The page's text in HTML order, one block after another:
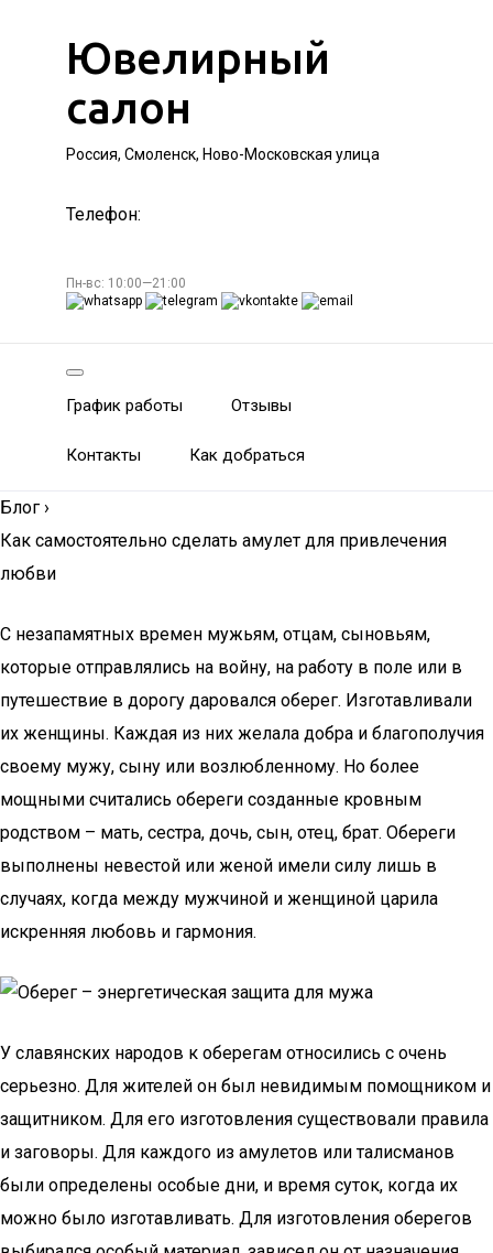
Ювелирный
салон
Россия, Смоленск, Ново-Московская улица
Телефон:
Пн-вс: 10:00—21:00
График работы Отзывы
Контакты Как добраться
Блог ›
Как самостоятельно сделать амулет для привлечения
любви
С незапамятных времен мужьям, отцам, сыновьям,
которые отправлялись на войну, на работу в поле или в
путешествие в дорогу даровался оберег. Изготавливали
их женщины. Каждая из них желала добра и благополучия
своему мужу, сыну или возлюбленному. Но более
мощными считались обереги созданные кровным
родством – мать, сестра, дочь, сын, отец, брат. Обереги
выполнены невестой или женой имели силу лишь в
случаях, когда между мужчиной и женщиной царила
искренняя любовь и гармония.
У славянских народов к оберегам относились с очень
серьезно. Для жителей он был невидимым помощником и
защитником. Для его изготовления существовали правила
и заговоры. Для каждого из амулетов или талисманов
были определены особые дни, и время суток, когда их
можно было изготавливать. Для изготовления оберегов